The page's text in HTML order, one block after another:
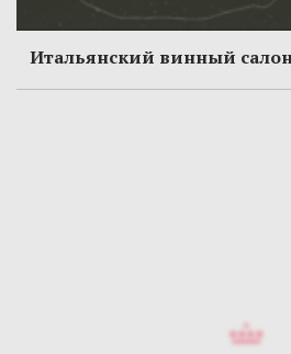
Итальянский винный